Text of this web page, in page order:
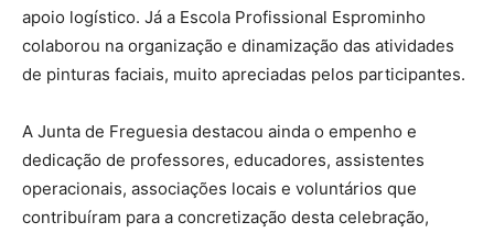
apoio logístico. Já a Escola Profissional Esprominho
colaborou na organização e dinamização das atividades
de pinturas faciais, muito apreciadas pelos participantes.
A Junta de Freguesia destacou ainda o empenho e
dedicação de professores, educadores, assistentes
operacionais, associações locais e voluntários que
contribuíram para a concretização desta celebração,